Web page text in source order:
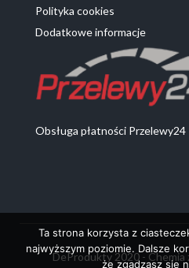
Ta strona korzysta z
najwyższym poziomie. Dalsze
że zgadzasz się
Polityka cookies
Dodatkowe informacje
Obsługa płatności Przelewy24
DeProdukty 2020 - Chemia